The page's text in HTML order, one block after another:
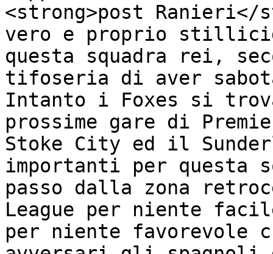
<strong>post
vero e proprio
questa squadra rei,
tifoseria di aver
Intanto i Foxes si
prossime gare di
Stoke City ed il
importanti per questa
passo dalla zona
League per niente
per niente favorevole